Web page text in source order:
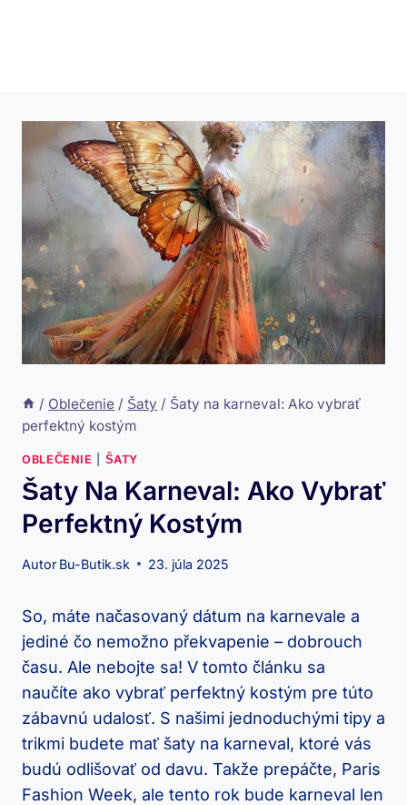
/ Oblečenie / Šaty / Šaty na karneval: Ako vybrať
perfektný kostým
OBLEČENIE ŠATY
Šaty Na Karneval: Ako Vybrať
Perfektný Kostým
Autor Bu-Butik.sk 23. júla 2025
So, máte načasovaný dátum na karnevale a
jediné čo nemožno překvapenie – dobrouch
času. Ale nebojte sa! V tomto článku sa
naučíte ako vybrať perfektný kostým pre túto
zábavnú udalosť. S našimi jednoduchými tipy a
trikmi budete mať šaty na karneval, ktoré vás
budú odlišovať od davu. Takže prepáčte, Paris
Fashion Week, ale tento rok bude karneval len